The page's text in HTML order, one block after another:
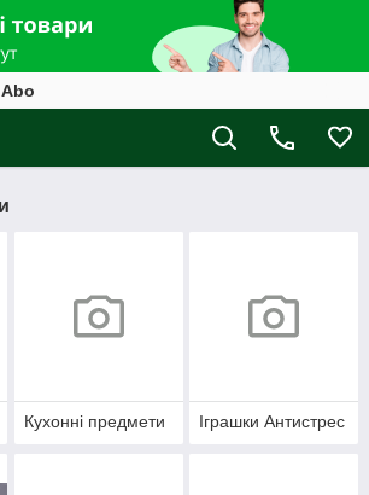
Abo
Кухонні предмети Іграшки Антистрес